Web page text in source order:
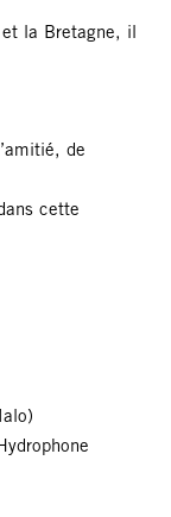
la Bretagne, il
de
cette